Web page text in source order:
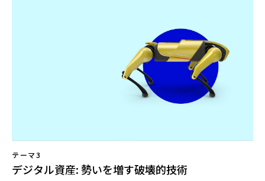
テーマ3
デジタル資産: 勢いを増す破壊的技術